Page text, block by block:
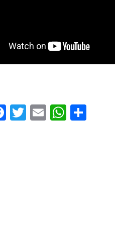
Facebook
Twitter
Email